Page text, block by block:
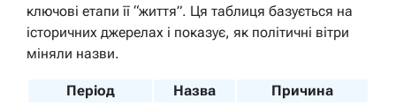
ключові етапи її “життя”. Ця таблиця базується на
історичних джерелах і показує, як політичні вітри
міняли назви.
Період Назва Причина